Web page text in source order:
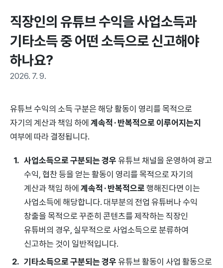
직장인의 유튜브 수익을 사업소득과
기타소득 중 어떤 소득으로 신고해야
하나요?
2026. 7. 9.
유튜브 수익의 소득 구분은 해당 활동이 영리를 목적으로
자기의 계산과 책임 하에계속적·반복적으로 이루어지는지
여부에 따라 결정됩니다.
사업소득으로 구분되는 경우유튜브 채널을 운영하여 광고
수익, 협찬 등을 얻는 활동이 영리를 목적으로 자기의
계산과 책임 하에계속적·반복적으로행해진다면 이는
사업소득에 해당합니다. 대부분의 전업 유튜버나 수익
창출을 목적으로 꾸준히 콘텐츠를 제작하는 직장인
유튜버의 경우, 실무적으로 사업소득으로 분류하여
신고하는 것이 일반적입니다.
기타소득으로 구분되는 경우유튜브 활동이 사업 활동으로